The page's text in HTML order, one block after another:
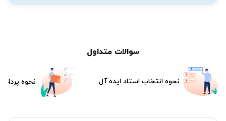
سوالات متداول
نحوه انتخاب استاد ایده آل نحوه